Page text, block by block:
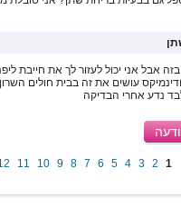
אבל אני יכול לעזור לך את חייבת
עושים את זה בבית חולים
נדע אחרי הבדיקה
1
2
3
4
5
6
7
8
9
10
11